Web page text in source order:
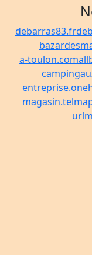
debarras83.fr
a-toulon.com
entreprise.one
magasin.tel